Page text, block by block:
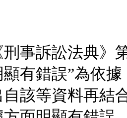
訴訟法典》第
有錯誤”為依
該等資料再結